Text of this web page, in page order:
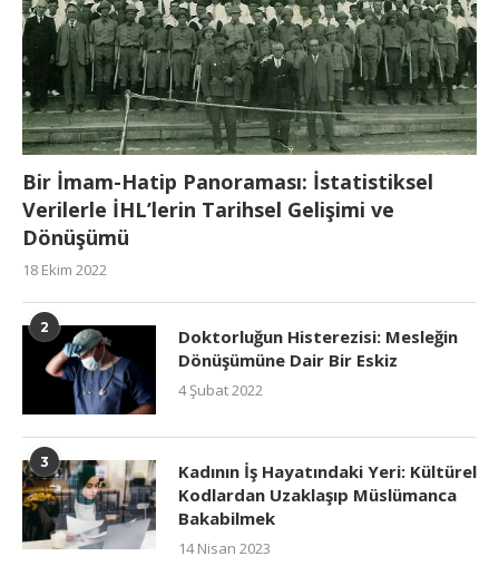
Bir İmam-Hatip Panoraması: İstatistiksel
Verilerle İHL’lerin Tarihsel Gelişimi ve
Dönüşümü
18 Ekim 2022
2
Doktorluğun Histerezisi: Mesleğin
Dönüşümüne Dair Bir Eskiz
4 Şubat 2022
3
Kadının İş Hayatındaki Yeri: Kültürel
Kodlardan Uzaklaşıp Müslümanca
Bakabilmek
14 Nisan 2023